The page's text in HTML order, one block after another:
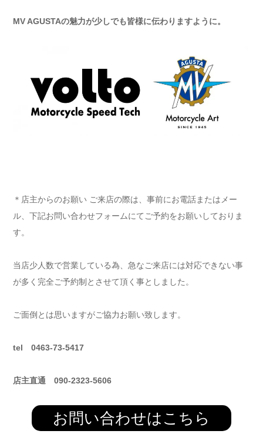
MV AGUSTAの魅力が少しでも皆様に伝わりますように。
＊店主からのお願い ご来店の際は、事前にお電話またはメー
ル、下記お問い合わせフォームにてご予約をお願いしておりま
す。
当店少人数で営業している為、急なご来店には対応できない事
が多く完全ご予約制とさせて頂く事としました。
ご面倒とは思いますがご協力お願い致します。
tel 0463-73-5417
店主直通 090-2323-5606
お問い合わせはこちら